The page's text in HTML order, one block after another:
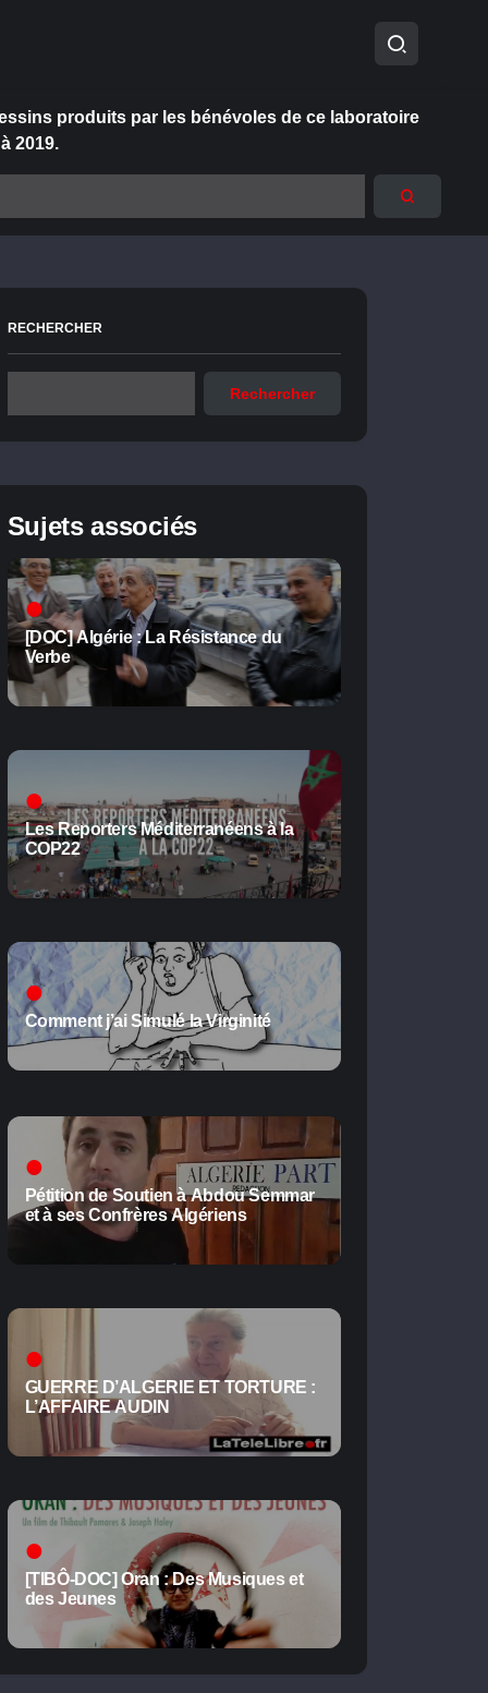
produits par les bénévoles de ce laboratoire
2019.
RECHERCHER
Rechercher
Sujets associés
[DOC] Algérie : La Résistance du
Verbe
Les Reporters Méditerranéens à la
COP22
Comment j’ai Simulé la Virginité
Pétition de Soutien à Abdou Semmar
et à ses Confrères Algériens
GUERRE D’ALGERIE ET TORTURE :
L’AFFAIRE AUDIN
[TIBÔ-DOC] Oran : Des Musiques et
des Jeunes